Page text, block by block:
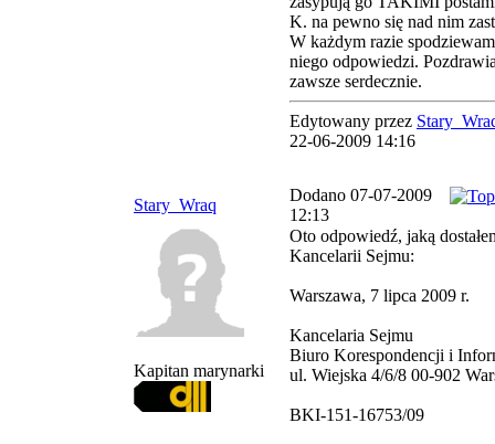
K. na pewno się nad nim
W każdym razie
niego odpowiedzi.
zawsze serdecznie.
Edytowany przez
22-06-2009 14:16
Stary_Wraq
Dodano 07-07-2009
12:13
Kapitan marynarki
Oto odpowiedź, jaką
Kancelarii Sejmu:
Warszawa, 7 lipca 2009 r.
Kancelaria Sejmu
Biuro Korespondencji i
ul. Wiejska 4/6/8 00-902
BKI-151-16753/09